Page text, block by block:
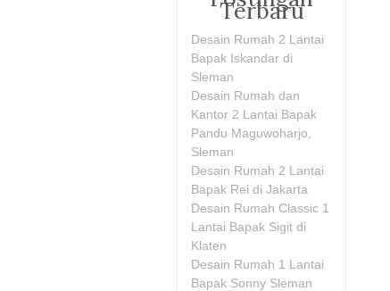
Terbaru
Desain Rumah 2 Lantai
Bapak Iskandar di
Sleman
Desain Rumah dan
Kantor 2 Lantai Bapak
Pandu Maguwoharjo,
Sleman
Desain Rumah 2 Lantai
Bapak Rei di Jakarta
Desain Rumah Classic 1
Lantai Bapak Sigit di
Klaten
Desain Rumah 1 Lantai
Bapak Sonny Sleman